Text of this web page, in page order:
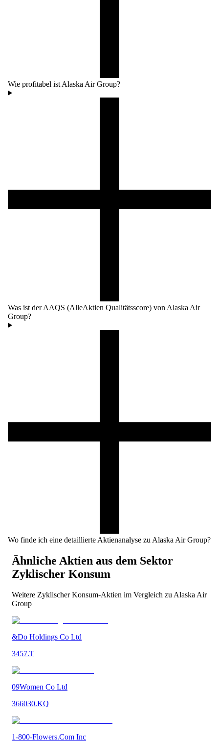
Wie profitabel ist Alaska Air Group?
Was ist der AAQS (AlleAktien Qualitätsscore) von Alaska Air
Group?
Wo finde ich eine detaillierte Aktienanalyse zu Alaska Air Group?
Ähnliche Aktien aus dem Sektor
Zyklischer Konsum
Weitere Zyklischer Konsum-Aktien im Vergleich zu Alaska Air
Group
&Do Holdings Co Ltd
3457.T
09Women Co Ltd
366030.KQ
1-800-Flowers.Com Inc